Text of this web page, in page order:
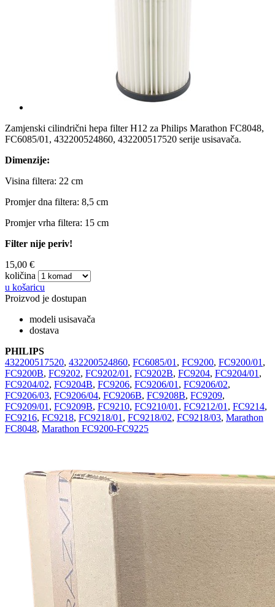
Zamjenski cilindrični hepa filter H12 za Philips Marathon FC8048,
FC6085/01, 432200524860, 432200517520 serije usisavača.
Dimenzije:
Visina filtera: 22 cm
Promjer dna filtera: 8,5 cm
Promjer vrha filtera: 15 cm
Filter nije periv!
15,00 €
količina
u košaricu
Proizvod je dostupan
modeli usisavača
dostava
PHILIPS
432200517520, 432200524860, FC6085/01 , FC9200, FC9200/01 ,
FC9200B, FC9202, FC9202/01 , FC9202B, FC9204, FC9204/01 ,
FC9204/02, FC9204B, FC9206, FC9206/01 , FC9206/02,
FC9206/03, FC9206/04, FC9206B, FC9208B, FC9209,
FC9209/01 , FC9209B, FC9210, FC9210/01 , FC9212/01 , FC9214,
FC9216, FC9218, FC9218/01 , FC9218/02, FC9218/03, Marathon
FC8048, Marathon FC9200-FC9225